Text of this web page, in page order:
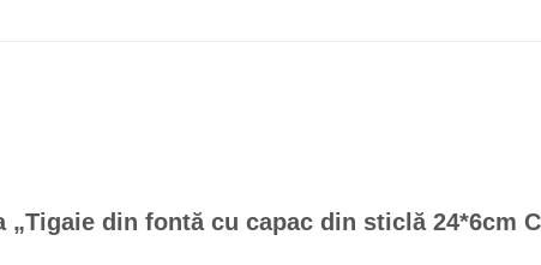
din fontă cu capac din sticlă 24*6cm